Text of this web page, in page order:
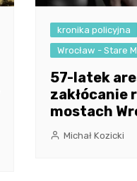
kronika policyjna
Wrocław - Stare
57-latek
zakłócanie
mostach
Michał Kozicki